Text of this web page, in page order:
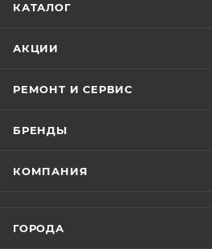
КАТАЛОГ
АКЦИИ
РЕМОНТ И СЕРВИС
БРЕНДЫ
КОМПАНИЯ
ГОРОДА